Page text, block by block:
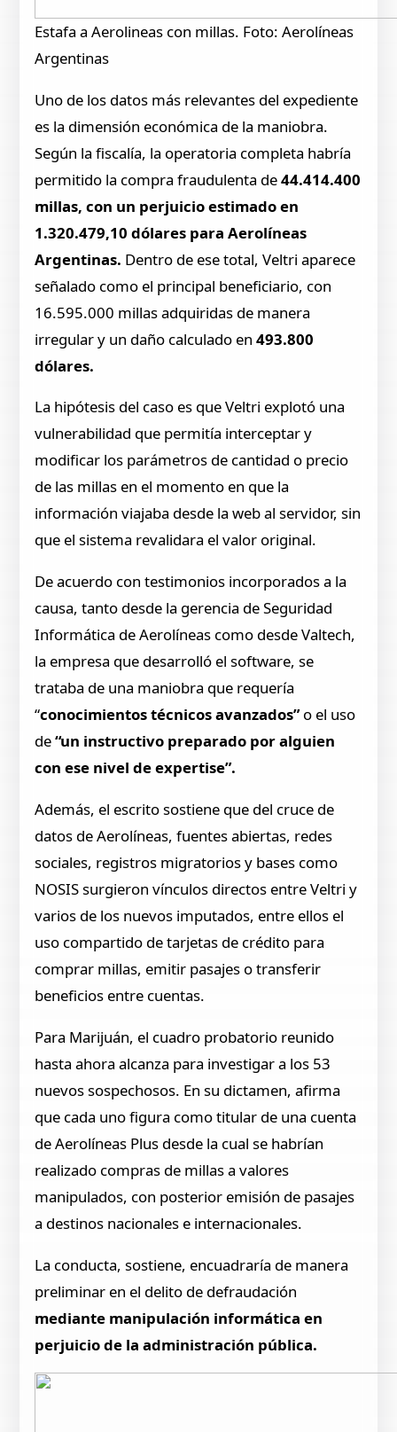
Estafa a Aerolineas con millas. Foto: Aerolíneas
Argentinas
Uno de los datos más relevantes del expediente
es la dimensión económica de la maniobra.
Según la fiscalía, la operatoria completa habría
permitido la compra fraudulenta de44.414.400
millas, con un perjuicio estimado en
1.320.479,10 dólares para Aerolíneas
Argentinas. Dentro de ese total, Veltri aparece
señalado como el principal beneficiario, con
16.595.000 millas adquiridas de manera
irregular y un daño calculado en 493.800
dólares.
La hipótesis del caso es que Veltri explotó una
vulnerabilidad que permitía interceptar y
modificar los parámetros de cantidad o precio
de las millas en el momento en que la
información viajaba desde la web al servidor, sin
que el sistema revalidara el valor original.
De acuerdo con testimonios incorporados a la
causa, tanto desde la gerencia de Seguridad
Informática de Aerolíneas como desde Valtech,
la empresa que desarrolló el software, se
trataba de una maniobra que requería
“conocimientos técnicos avanzados”o el uso
de“un instructivo preparado por alguien
con ese nivel de expertise”.
Además, el escrito sostiene que del cruce de
datos de Aerolíneas, fuentes abiertas, redes
sociales, registros migratorios y bases como
NOSIS surgieron vínculos directos entre Veltri y
varios de los nuevos imputados, entre ellos el
uso compartido de tarjetas de crédito para
comprar millas, emitir pasajes o transferir
beneficios entre cuentas.
Para Marijuán, el cuadro probatorio reunido
hasta ahora alcanza para investigar a los 53
nuevos sospechosos. En su dictamen, afirma
que cada uno figura como titular de una cuenta
de Aerolíneas Plus desde la cual se habrían
realizado compras de millas a valores
manipulados, con posterior emisión de pasajes
a destinos nacionales e internacionales.
La conducta, sostiene, encuadraría de manera
preliminar en el delito de defraudación
mediante manipulación informática en
perjuicio de la administración pública.